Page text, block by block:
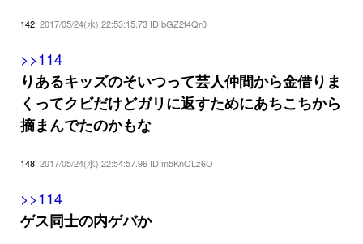
142: 2017/05/24(水) 22:53:15.73 ID:bGZ2t4Qr0
>>114
りあるキッズのそいつって芸人仲間から金借りま
くってクビだけどガリに返すためにあちこちから
摘まんでたのかもな
148: 2017/05/24(水) 22:54:57.96 ID:m5KnOLz6O
>>114
ゲス同士の内ゲバか